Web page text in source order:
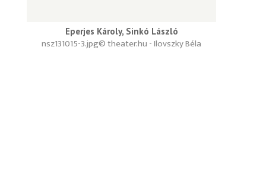
Eperjes Károly, Sinkó László
© theater.hu - Ilovszky Béla
nsz131015-3.jpg